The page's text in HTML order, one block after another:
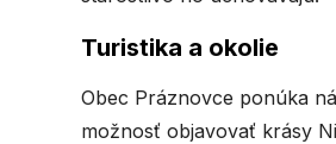
Turistika a okolie
Obec Práznovce ponúka
možnosť objavovať krásy